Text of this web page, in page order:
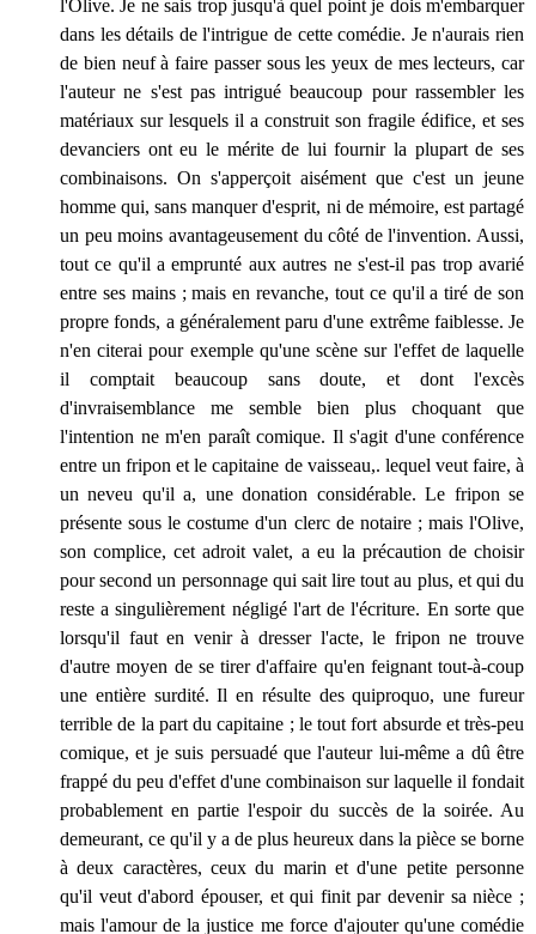
l'Olive. Je ne sais trop jusqu'à quel point je dois m'embarquer
dans les détails de l'intrigue de cette comédie. Je n'aurais rien
de bien neuf à faire passer sous les yeux de mes lecteurs, car
l'auteur ne s'est pas intrigué beaucoup pour rassembler les
matériaux sur lesquels il a construit son fragile édifice, et ses
devanciers ont eu le mérite de lui fournir la plupart de ses
combinaisons. On s'apperçoit aisément que c'est un jeune
homme qui, sans manquer d'esprit, ni de mémoire, est partagé
un peu moins avantageusement du côté de l'invention. Aussi,
tout ce qu'il a emprunté aux autres ne s'est-il pas trop avarié
entre ses mains ; mais en revanche, tout ce qu'il a tiré de son
propre fonds, a généralement paru d'une extrême faiblesse. Je
n'en citerai pour exemple qu'une scène sur l'effet de laquelle
il comptait beaucoup sans doute, et dont l'excès
d'invraisemblance me semble bien plus choquant que
l'intention ne m'en paraît comique. Il s'agit d'une conférence
entre un fripon et le capitaine de vaisseau,. lequel veut faire, à
un neveu qu'il a, une donation considérable. Le fripon se
présente sous le costume d'un clerc de notaire ; mais l'Olive,
son complice, cet adroit valet, a eu la précaution de choisir
pour second un personnage qui sait lire tout au plus, et qui du
reste a singulièrement négligé l'art de l'écriture. En sorte que
lorsqu'il faut en venir à dresser l'acte, le fripon ne trouve
d'autre moyen de se tirer d'affaire qu'en feignant tout-à-coup
une entière surdité. Il en résulte des quiproquo, une fureur
terrible de la part du capitaine ; le tout fort absurde et très-peu
comique, et je suis persuadé que l'auteur lui-même a dû être
frappé du peu d'effet d'une combinaison sur laquelle il fondait
probablement en partie l'espoir du succès de la soirée. Au
demeurant, ce qu'il y a de plus heureux dans la pièce se borne
à deux caractères, ceux du marin et d'une petite personne
qu'il veut d'abord épouser, et qui finit par devenir sa nièce ;
mais l'amour de la justice me force d'ajouter qu'une comédie